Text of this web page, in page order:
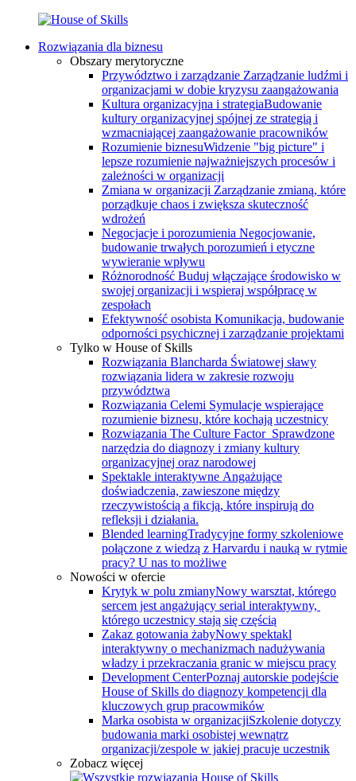
Rozwiązania dla biznesu
Obszary merytoryczne
Przywództwo i zarządzanie Zarządzanie ludźmi i
organizacjami w dobie kryzysu zaangażowania
Kultura organizacyjna i strategiaBudowanie
kultury organizacyjnej spójnej ze strategią i
wzmacniającej zaangażowanie pracowników
Rozumienie biznesuWidzenie "big picture" i
lepsze rozumienie najważniejszych procesów i
zależności w organizacji
Zmiana w organizacji Zarządzanie zmianą, które
porządkuje chaos i zwiększa skuteczność
wdrożeń
Negocjacje i porozumienia Negocjowanie,
budowanie trwałych porozumień i etyczne
wywieranie wpływu
Różnorodność Buduj włączające środowisko w
swojej organizacji i wspieraj współpracę w
zespołach
Efektywność osobista Komunikacja, budowanie
odporności psychicznej i zarządzanie projektami
Tylko w House of Skills
Rozwiązania Blancharda Światowej sławy
rozwiązania lidera w zakresie rozwoju
przywództwa
Rozwiązania Celemi Symulacje wspierające
rozumienie biznesu, które kochają uczestnicy
Rozwiązania The Culture Factor Sprawdzone
narzędzia do diagnozy i zmiany kultury
organizacyjnej oraz narodowej
Spektakle interaktywne Angażujące
doświadczenia, zawieszone między
rzeczywistością a fikcją, które inspirują do
refleksji i działania.
Blended learningTradycyjne formy szkoleniowe
połączone z wiedzą z Harvardu i nauką w rytmie
pracy? U nas to możliwe
Nowości w ofercie
Krytyk w polu zmianyNowy warsztat, którego
sercem jest angażujący serial interaktywny, ​
którego uczestnicy stają się częścią
Zakaz gotowania żabyNowy spektakl
interaktywny o mechanizmach nadużywania
władzy i przekraczania granic w miejscu pracy
Development CenterPoznaj autorskie podejście
House of Skills do diagnozy kompetencji dla
kluczowych grup pracowmików
Marka osobista w organizacjiSzkolenie dotyczy
budowania marki osobistej wewnątrz
organizacji/zespole w jakiej pracuje uczestnik
Zobacz więcej